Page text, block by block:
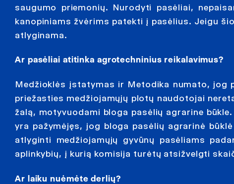
saugumo priemonių. Nurodyti pasėliai,
kanopiniams žvėrims patekti į pasėlius. Jeigu
atlyginama.
Ar pasėliai atitinka agrotechninius reikalavimus?
Medžioklės įstatymas ir Metodika numato, jog
priežasties medžiojamųjų plotų naudotojai
žalą, motyvuodami bloga pasėlių agrarine
yra pažymėjęs, jog bloga pasėlių agrarinė
atlyginti medžiojamųjų gyvūnų pasėliams
aplinkybių, į kurią komisija turėtų atsižvelgti
Ar laiku nuėmėte derlių?